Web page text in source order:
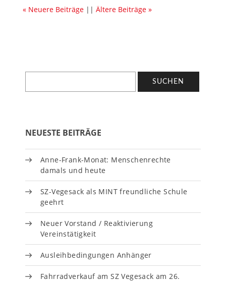
« Neuere Beiträge || Ältere Beiträge »
NEUESTE BEITRÄGE
Anne-Frank-Monat: Menschenrechte
damals und heute
SZ-Vegesack als MINT freundliche Schule
geehrt
Neuer Vorstand / Reaktivierung
Vereinstätigkeit
Ausleihbedingungen Anhänger
Fahrradverkauf am SZ Vegesack am 26.